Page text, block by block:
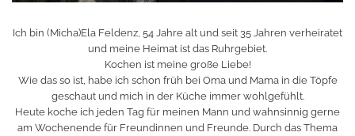
Ich bin (Micha)Ela Feldenz, 54 Jahre alt und seit 35 Jahren verheiratet
und meine Heimat ist das Ruhrgebiet.
Kochen ist meine große Liebe!
Wie das so ist, habe ich schon früh bei Oma und Mama in die Töpfe
geschaut und mich in der Küche immer wohlgefühlt.
Heute koche ich jeden Tag für meinen Mann und wahnsinnig gerne
am Wochenende für Freundinnen und Freunde. Durch das Thema